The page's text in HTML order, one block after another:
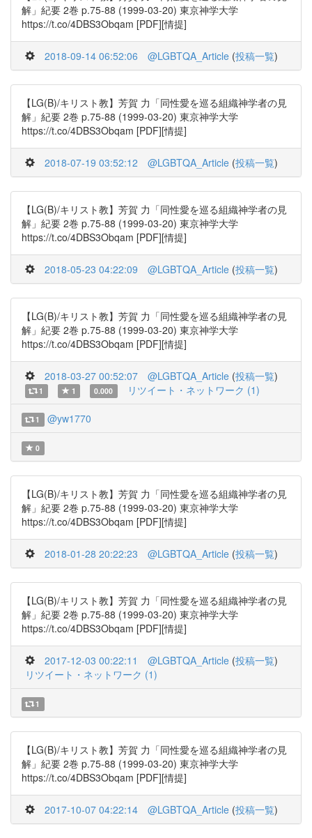
解」紀要 2巻 p.75-88 (1999-03-20) 東京神学大学
https://t.co/4DBS3Obqam [PDF][情提]
2018-09-14 06:52:06 @LGBTQA_Article (投稿一覧)
【LG(B)/キリスト教】芳賀 力「同性愛を巡る組織神学者の見
解」紀要 2巻 p.75-88 (1999-03-20) 東京神学大学
https://t.co/4DBS3Obqam [PDF][情提]
2018-07-19 03:52:12 @LGBTQA_Article (投稿一覧)
【LG(B)/キリスト教】芳賀 力「同性愛を巡る組織神学者の見
解」紀要 2巻 p.75-88 (1999-03-20) 東京神学大学
https://t.co/4DBS3Obqam [PDF][情提]
2018-05-23 04:22:09 @LGBTQA_Article (投稿一覧)
【LG(B)/キリスト教】芳賀 力「同性愛を巡る組織神学者の見
解」紀要 2巻 p.75-88 (1999-03-20) 東京神学大学
https://t.co/4DBS3Obqam [PDF][情提]
2018-03-27 00:52:07 @LGBTQA_Article (投稿一覧)
1 1 0.000 リツイート・ネットワーク (1)
1 @yw1770
0
【LG(B)/キリスト教】芳賀 力「同性愛を巡る組織神学者の見
解」紀要 2巻 p.75-88 (1999-03-20) 東京神学大学
https://t.co/4DBS3Obqam [PDF][情提]
2018-01-28 20:22:23 @LGBTQA_Article (投稿一覧)
【LG(B)/キリスト教】芳賀 力「同性愛を巡る組織神学者の見
解」紀要 2巻 p.75-88 (1999-03-20) 東京神学大学
https://t.co/4DBS3Obqam [PDF][情提]
2017-12-03 00:22:11 @LGBTQA_Article (投稿一覧)
リツイート・ネットワーク (1)
1
【LG(B)/キリスト教】芳賀 力「同性愛を巡る組織神学者の見
解」紀要 2巻 p.75-88 (1999-03-20) 東京神学大学
https://t.co/4DBS3Obqam [PDF][情提]
2017-10-07 04:22:14 @LGBTQA_Article (投稿一覧)